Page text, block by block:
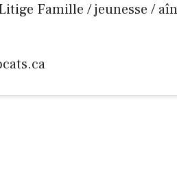
Famille / jeunesse /